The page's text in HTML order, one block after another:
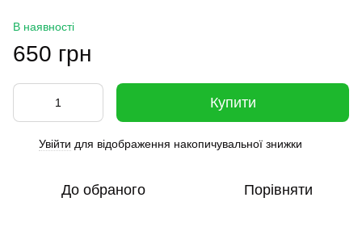
В наявності
650 грн
Купити
Увійти для відображення накопичувальної знижки
До обраного Порівняти